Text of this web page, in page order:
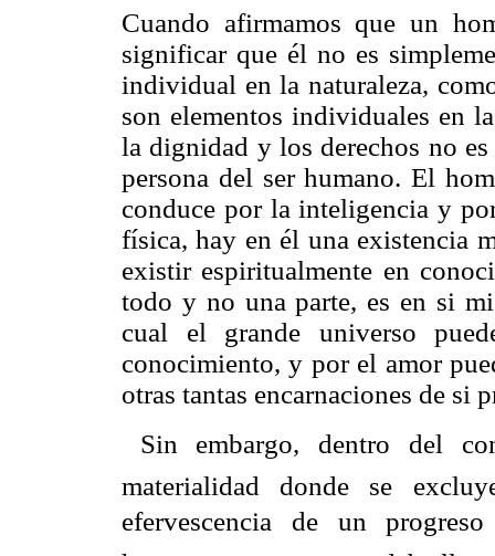
Cuando afirmamos que un
significar que él no es
individual en la naturaleza,
son elementos individuales en
la dignidad y los derechos no
persona del ser humano. El
conduce por la inteligencia y
física, hay en él una existencia
existir espiritualmente en
todo y no una parte, es en si
cual el grande universo
conocimiento, y por el amor
otras tantas encarnaciones de si
Sin embargo, dentro del
materialidad donde se
efervescencia de un